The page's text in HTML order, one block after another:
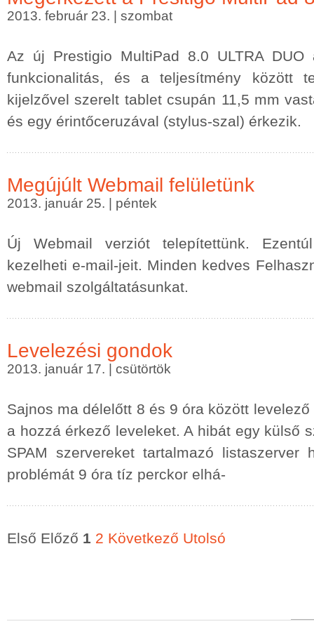
2013. február 23. | szombat
Az új Prestigio MultiPad 8.0 ULTRA
funkcionalitás, és a teljesítmény között
kijelzővel szerelt tablet csupán 11,5 mm
és egy érintőceruzával (stylus-szal) érkezik.
Megújúlt Webmail felületünk
2013. január 25. | péntek
Új Webmail verziót telepítettünk.
kezelheti e-mail-jeit. Minden kedves
webmail szolgáltatásunkat.
Levelezési gondok
2013. január 17. | csütörtök
Sajnos ma délelőtt 8 és 9 óra között
a hozzá érkező leveleket. A hibát egy külső
SPAM szervereket tartalmazó listaszerver
problémát 9 óra tíz perckor elhá-
Első Előző 1 2 Következő Utolsó